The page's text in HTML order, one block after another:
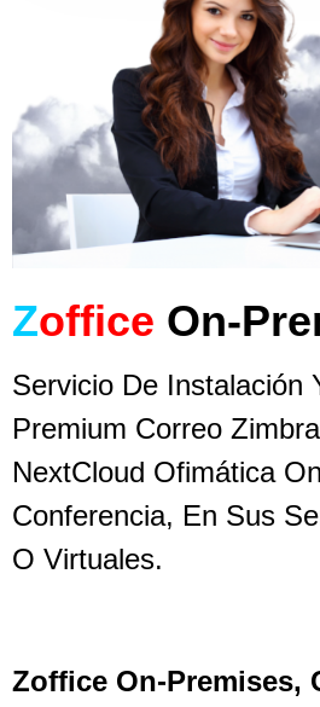
ZOffice On-
Servicio De Instalación
Premium Correo
NextCloud Ofimática
Conferencia, En Sus
O Virtuales.
Zoffice On-Premises,